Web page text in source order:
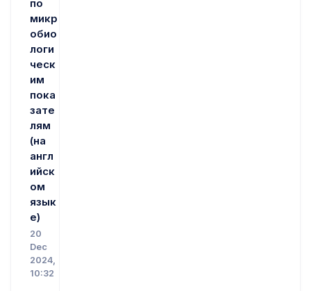
по
микр
обио
логи
ческ
им
пока
зате
лям
(на
англ
ийск
ом
язык
е)
20
Dec
2024,
10:32